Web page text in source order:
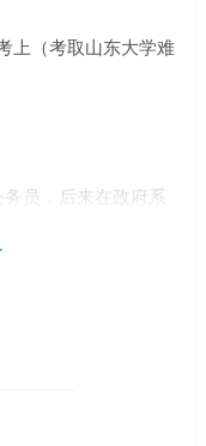
员，后来在政府系
考上山东大学。